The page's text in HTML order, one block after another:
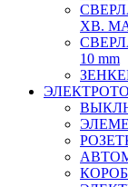
ХВ.
10 mm